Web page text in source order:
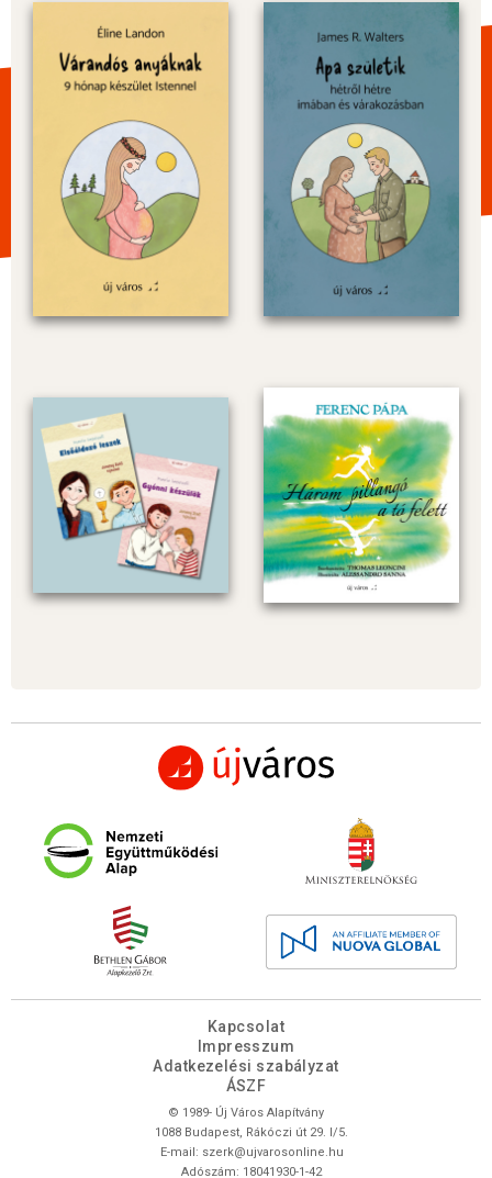
Kapcsolat
Impresszum
Adatkezelési szabályzat
ÁSZF
© 1989- Új Város Alapítvány
1088 Budapest, Rákóczi út 29. I/5.
E-mail: szerk@ujvarosonline.hu
Adószám: 18041930-1-42